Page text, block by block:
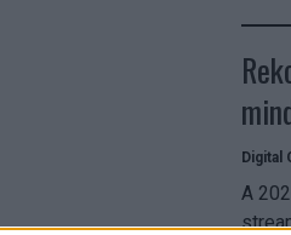
Digital
A